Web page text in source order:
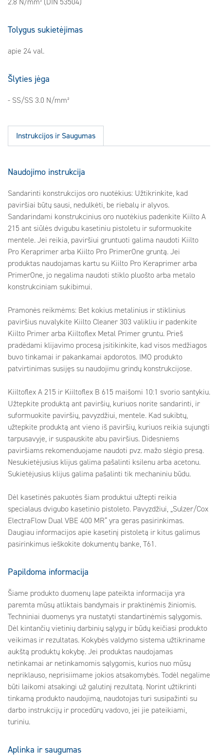
2.8 N/mm² (DIN 53504)
Tolygus sukietėjimas
apie 24 val.
Šlyties jėga
- SS/SS 3.0 N/mm²
Instrukcijos ir Saugumas
Naudojimo instrukcija
Sandarinti konstrukcijos oro nuotėkius: Užtikrinkite, kad
paviršiai būtų sausi, nedulkėti, be riebalų ir alyvos.
Sandarindami konstrukcinius oro nuotėkius padenkite Kiilto A
215 ant siūlės dvigubu kasetiniu pistoletu ir suformuokite
mentele. Jei reikia, paviršiui gruntuoti galima naudoti Kiilto
Pro Keraprimer arba Kiilto Pro PrimerOne gruntą. Jei
produktas naudojamas kartu su Kiilto Pro Keraprimer arba
PrimerOne, jo negalima naudoti stiklo pluošto arba metalo
konstrukciniam sukibimui.
Pramonės reikmėms: Bet kokius metalinius ir stiklinius
paviršius nuvalykite Kiilto Cleaner 303 valikliu ir padenkite
Kiilto Primer arba Kiiltoflex Metal Primer gruntu. Prieš
pradėdami klijavimo procesą įsitikinkite, kad visos medžiagos
buvo tinkamai ir pakankamai apdorotos. IMO produkto
patvirtinimas susijęs su naudojimu grindų konstrukcijose.
Kiiltoflex A 215 ir Kiiltoflex B 615 maišomi 10:1 svorio santykiu.
Užtepkite produktą ant paviršių, kuriuos norite sandarinti, ir
suformuokite paviršių, pavyzdžiui, mentele. Kad sukibtų,
užtepkite produktą ant vieno iš paviršių, kuriuos reikia sujungti
tarpusavyje, ir suspauskite abu paviršius. Didesniems
paviršiams rekomenduojame naudoti pvz. mažo slėgio presą.
Nesukietėjusius klijus galima pašalinti ksilenu arba acetonu.
Sukietėjusius klijus galima pašalinti tik mechaniniu būdu.
Dėl kasetinės pakuotės šiam produktui užtepti reikia
specialaus dvigubo kasetinio pistoleto. Pavyzdžiui, „Sulzer/Cox
ElectraFlow Dual VBE 400 MR“ yra geras pasirinkimas.
Daugiau informacijos apie kasetinį pistoletą ir kitus galimus
pasirinkimus ieškokite dokumentų banke, T61.
Papildoma informacija
Šiame produkto duomenų lape pateikta informacija yra
paremta mūsų atliktais bandymais ir praktinėmis žiniomis.
Techniniai duomenys yra nustatyti standartinėmis sąlygomis.
Dėl kintančių vietinių darbinių sąlygų ir būdų keičiasi produkto
veikimas ir rezultatas. Kokybės valdymo sistema užtikriname
aukštą produktų kokybę. Jei produktas naudojamas
netinkamai ar netinkamomis sąlygomis, kurios nuo mūsų
nepriklauso, neprisiimame jokios atsakomybės. Todėl negalime
būti laikomi atsakingi už galutinį rezultatą. Norint užtikrinti
tinkamą produkto naudojimą, naudotojas turi susipažinti su
darbo instrukcijų ir procedūrų vadovo, jei jie pateikiami,
turiniu.
Aplinka ir saugumas